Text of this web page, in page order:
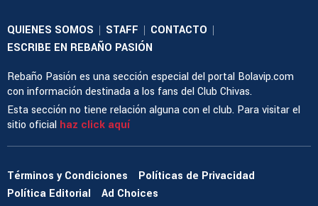
QUIENES SOMOS | STAFF | CONTACTO |
ESCRIBE EN REBAÑO PASIÓN
Rebaño Pasión es una sección especial del portal Bolavip.com
con información destinada a los fans del Club Chivas.
Esta sección no tiene relación alguna con el club. Para visitar el
sitio oficial haz click aquí
Términos y Condiciones
Políticas de Privacidad
Política Editorial
Ad Choices